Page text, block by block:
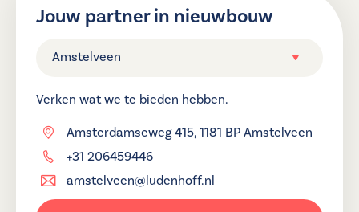
Jouw partner in nieuwbouw
Amstelveen
Verken wat we te bieden hebben.
Amsterdamseweg 415, 1181 BP Amstelveen
+31 206459446
amstelveen@ludenhoff.nl